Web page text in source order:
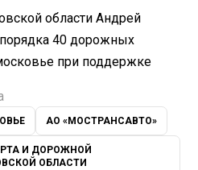
области Андрей
порядка 40 дорожных
при поддержке
АО «МОСТРАНСАВТО»
И ДОРОЖНОЙ
ОБЛАСТИ